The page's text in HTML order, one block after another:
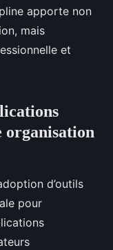
apporte non
mais
et
organisation
d’outils
pour